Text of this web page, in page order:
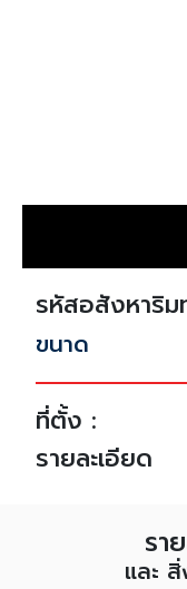
รหัสอสังหาริ
ขนาด
ที่ตั้ง :
รายละเอียด
รา
และ